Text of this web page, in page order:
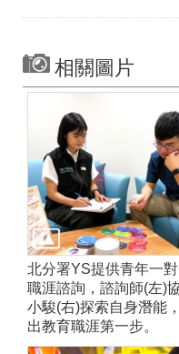
相關圖片
北分署YS提供青年一
職涯諮詢，諮詢師(左)
小駿(右)探索自身潛能
出教育職涯第一步。